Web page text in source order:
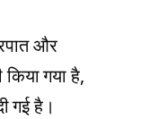
और
गया है,
गई है।